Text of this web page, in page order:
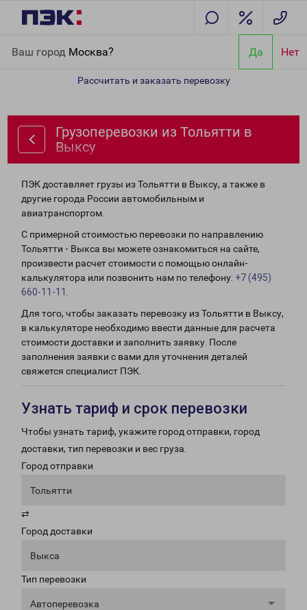
Ваш город Москва? Да Нет
Рассчитать и заказать перевозку
Грузоперевозки из Тольятти в
Выксу
ПЭК доставляет грузы из Тольятти в Выксу, а также в
другие города России автомобильным и
авиатранспортом.
С примерной стоимостью перевозки по направлению
Тольятти - Выкса вы можете ознакомиться на сайте,
произвести расчет стоимости с помощью онлайн-
калькулятора или позвонить нам по телефону: +7 (495)
660-11-11
Для того, чтобы заказать перевозку из Тольятти в Выксу,
в калькуляторе необходимо ввести данные для расчета
стоимости доставки и заполнить заявку. После
заполнения заявки с вами для уточнения деталей
свяжется специалист ПЭК.
Узнать тариф и срок перевозки
Чтобы узнать тариф, укажите город отправки, город
доставки, тип перевозки и вес груза.
Город отправки
Тольятти
⇄
Город доставки
Выкса
Тип перевозки
Автоперевозка